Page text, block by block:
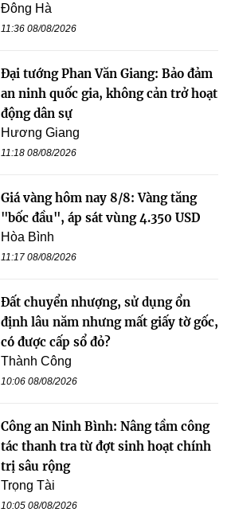
Đông Hà
11:36 08/08/2026
Đại tướng Phan Văn Giang: Bảo đảm
an ninh quốc gia, không cản trở hoạt
động dân sự
Hương Giang
11:18 08/08/2026
Giá vàng hôm nay 8/8: Vàng tăng
"bốc đầu", áp sát vùng 4.350 USD
Hòa Bình
11:17 08/08/2026
Đất chuyển nhượng, sử dụng ổn
định lâu năm nhưng mất giấy tờ gốc,
có được cấp sổ đỏ?
Thành Công
10:06 08/08/2026
Công an Ninh Bình: Nâng tầm công
tác thanh tra từ đợt sinh hoạt chính
trị sâu rộng
Trọng Tài
10:05 08/08/2026